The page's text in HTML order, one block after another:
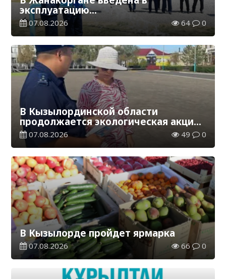
эксплуатацию
водораспределительная станция
07.08.2026 64 0
В Кызылординской области
продолжается экологическая акция
«Таза Қазақстан»
07.08.2026 49 0
В Кызылорде пройдет ярмарка
07.08.2026 66 0